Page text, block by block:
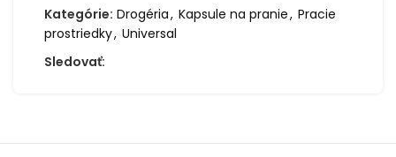
Kategórie: Drogéria, Kapsule na pranie, Pracie
prostriedky, Universal
Sledovať: